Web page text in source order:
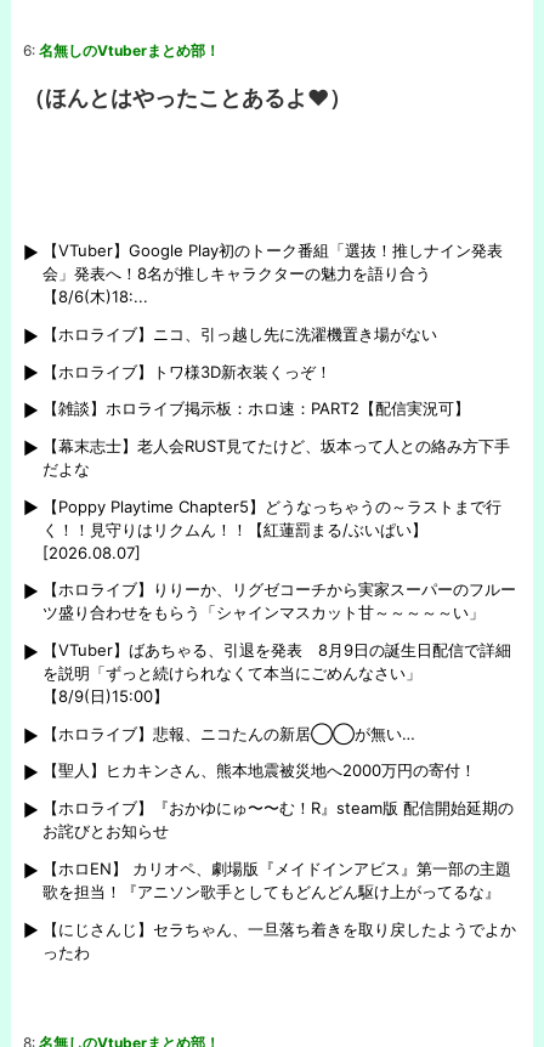
6: 名無しのVtuberまとめ部！
（ほんとはやったことあるよ❤）
【VTuber】Google Play初のトーク番組「選抜！推しナイン発表
会」発表へ！8名が推しキャラクターの魅力を語り合う
【8/6(木)18:...
【ホロライブ】ニコ、引っ越し先に洗濯機置き場がない
【ホロライブ】トワ様3D新衣装くっぞ！
【雑談】ホロライブ掲示板：ホロ速：PART2【配信実況可】
【幕末志士】老人会RUST見てたけど、坂本って人との絡み方下手
だよな
【Poppy Playtime Chapter5】どうなっちゃうの～ラストまで行
く！！見守りはリクムん！！【紅蓮罰まる/ぶいぱい】
[2026.08.07]
【ホロライブ】りりーか、リグゼコーチから実家スーパーのフルー
ツ盛り合わせをもらう「シャインマスカット甘～～～～～い」
【VTuber】ばあちゃる、引退を発表 8月9日の誕生日配信で詳細
を説明「ずっと続けられなくて本当にごめんなさい」
【8/9(日)15:00】
【ホロライブ】悲報、ニコたんの新居◯◯が無い…
【聖人】ヒカキンさん、熊本地震被災地へ2000万円の寄付！
【ホロライブ】『おかゆにゅ〜〜む！R』steam版 配信開始延期の
お詫びとお知らせ
【ホロEN】 カリオペ、劇場版『メイドインアビス』第一部の主題
歌を担当！『アニソン歌手としてもどんどん駆け上がってるな』
【にじさんじ】セラちゃん、一旦落ち着きを取り戻したようでよか
ったわ
8: 名無しのVtuberまとめ部！